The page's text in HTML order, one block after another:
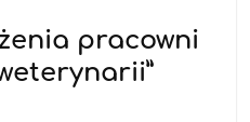
pracowni